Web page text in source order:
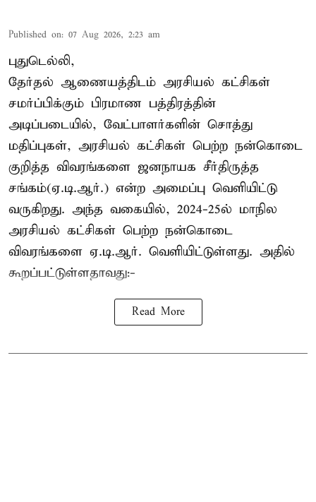
Published on: 07 Aug 2026, 2:23 am
புதுடெல்லி,
தேர்தல் ஆணையத்திடம் அரசியல் கட்சிகள்
சமர்ப்பிக்கும் பிரமாண பத்திரத்தின்
அடிப்படையில், வேட்பாளர்களின் சொத்து
மதிப்புகள், அரசியல் கட்சிகள் பெற்ற நன்கொடை
குறித்த விவரங்களை ஜனநாயக சீர்திருத்த
சங்கம்(ஏ.டி.ஆர்.) என்ற அமைப்பு வெளியிட்டு
வருகிறது. அந்த வகையில், 2024-25ல் மாநில
அரசியல் கட்சிகள் பெற்ற நன்கொடை
விவரங்களை ஏ.டி.ஆர். வெளியிட்டுள்ளது. அதில்
கூறப்பட்டுள்ளதாவது:-
Read More